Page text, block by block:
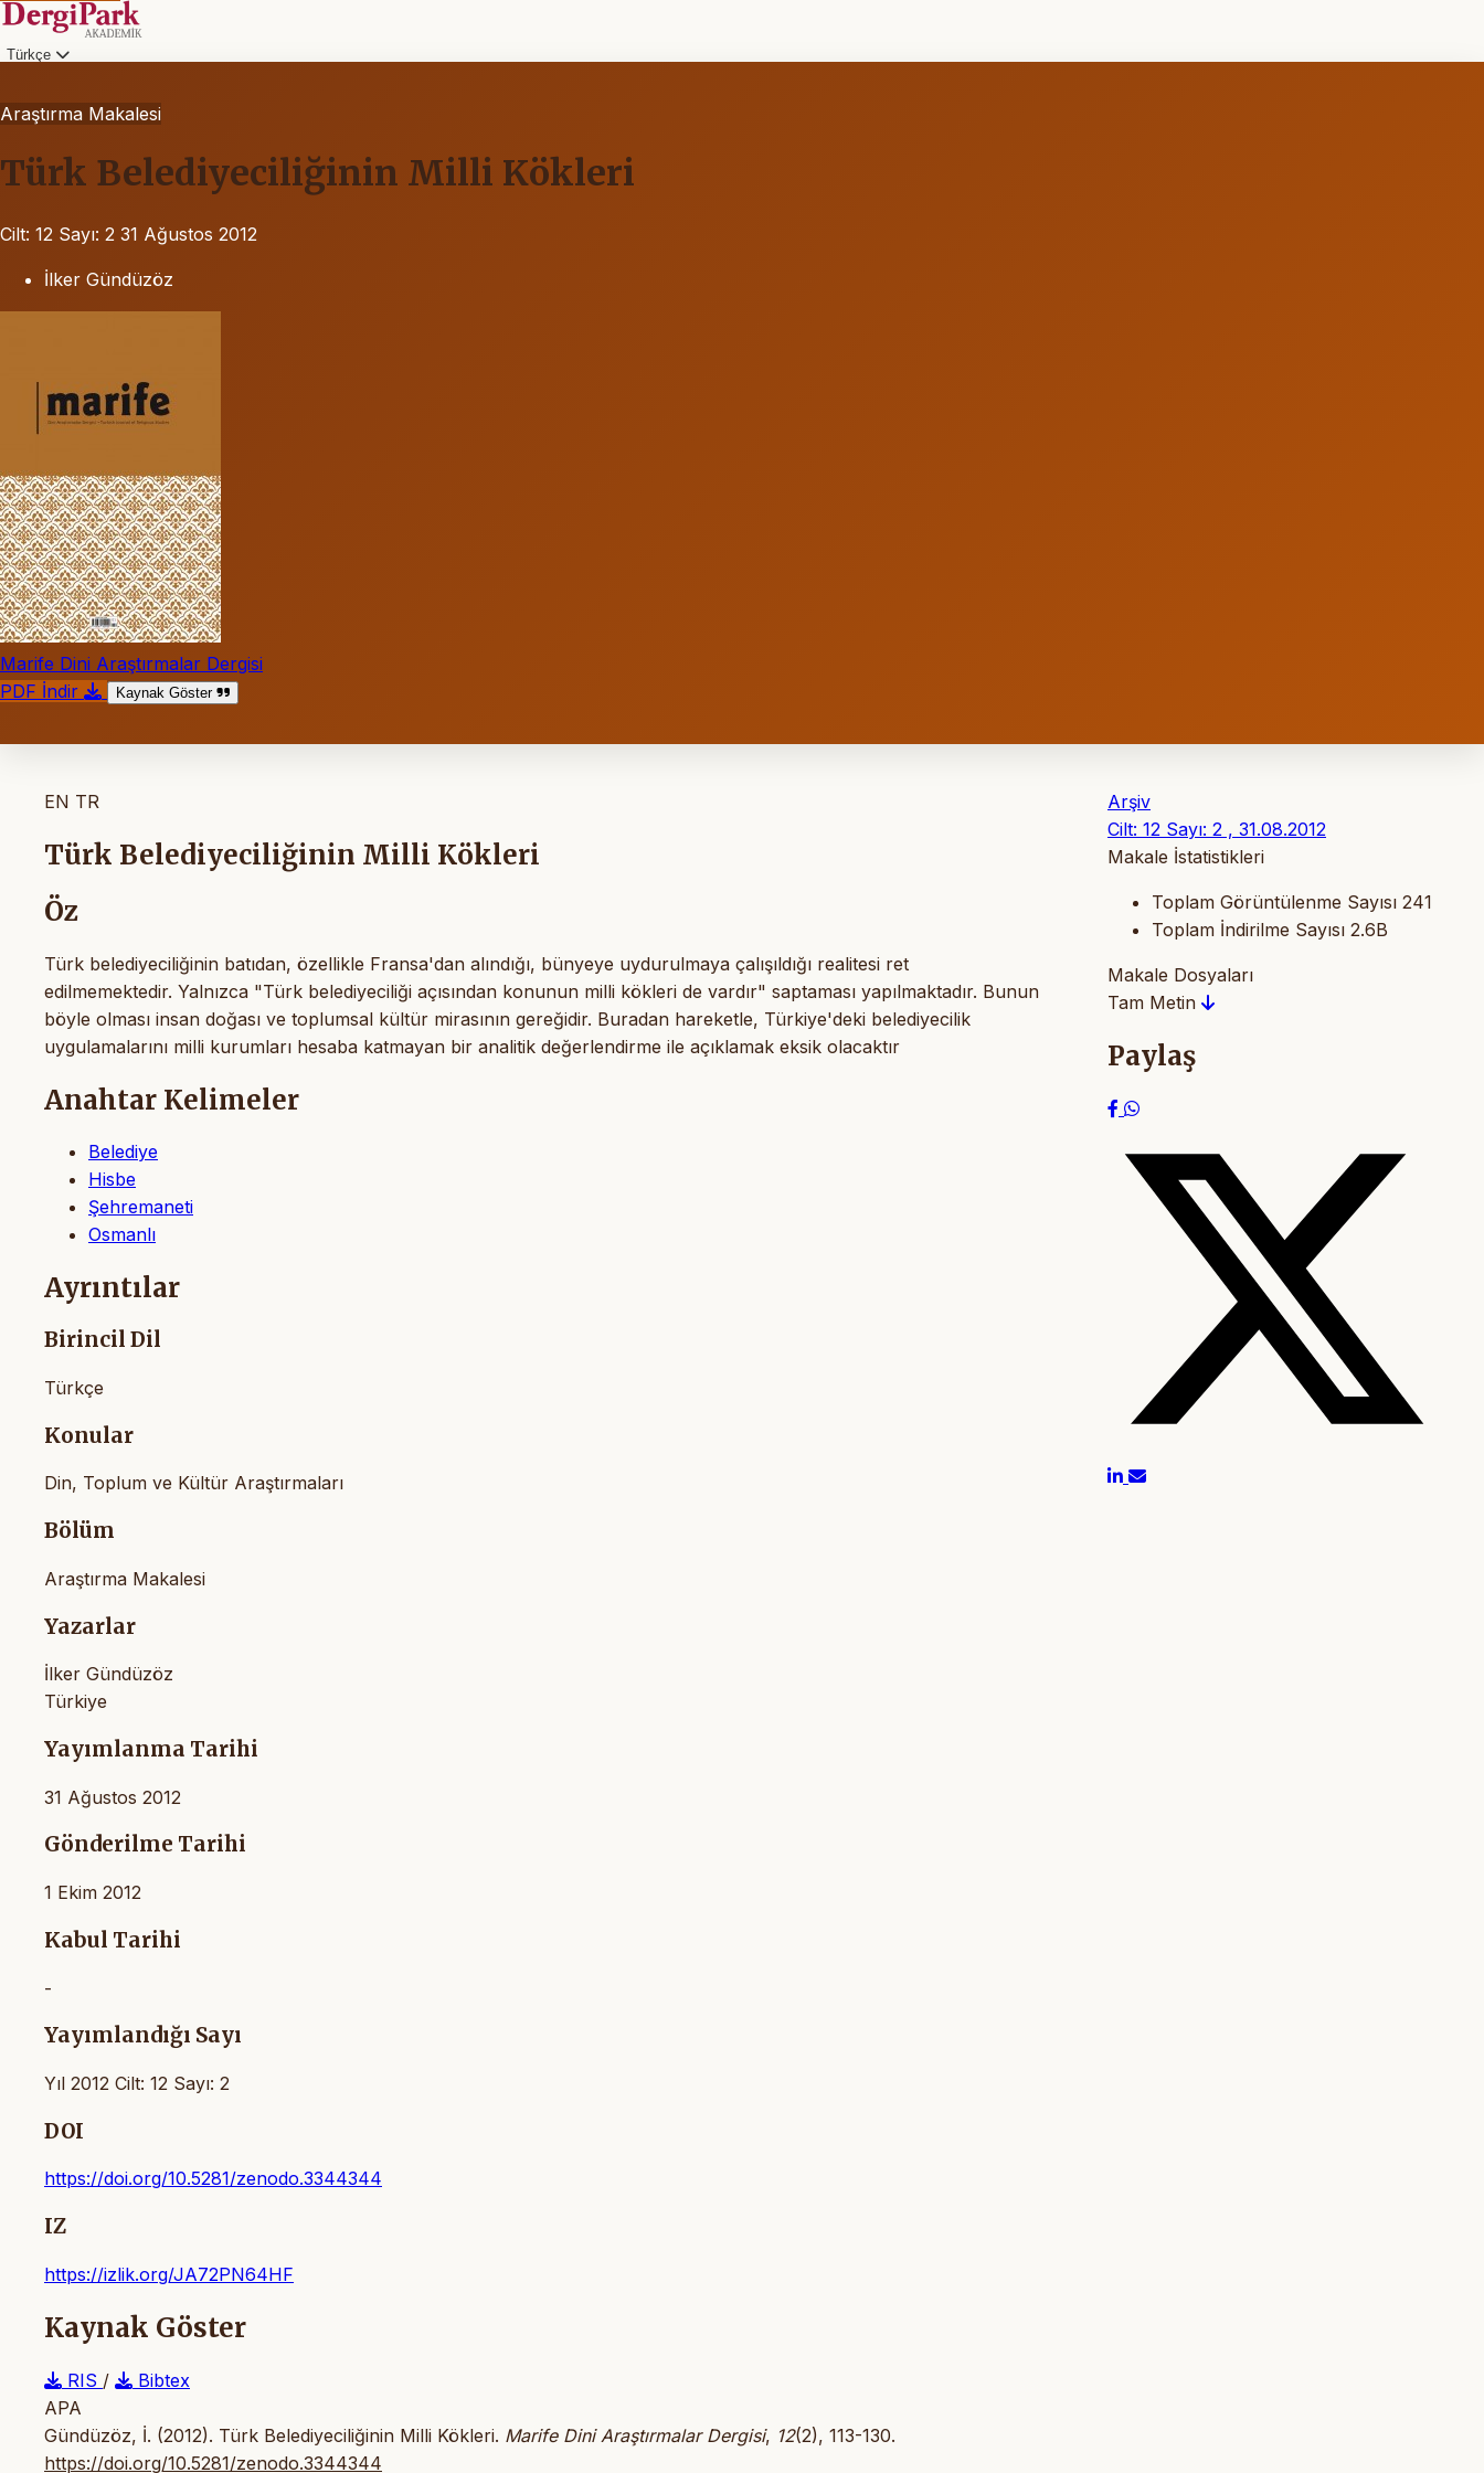
Türkçe
Araştırma Makalesi
Türk Belediyeciliğinin Milli Kökleri
Cilt: 12 Sayı: 2 31 Ağustos 2012
İlker Gündüzöz
Marife Dini Araştırmalar Dergisi
PDF İndir
Kaynak Göster
EN TR
Türk Belediyeciliğinin Milli Kökleri
Öz
Türk belediyeciliğinin batıdan, özellikle Fransa'dan alındığı, bünyeye uydurulmaya çalışıldığı realitesi ret
edilmemektedir. Yalnızca "Türk belediyeciliği açısından konunun milli kökleri de vardır" saptaması yapılmaktadır. Bunun
böyle olması insan doğası ve toplumsal kültür mirasının gereğidir. Buradan hareketle, Türkiye'deki belediyecilik
uygulamalarını milli kurumları hesaba katmayan bir analitik değerlendirme ile açıklamak eksik olacaktır
Anahtar Kelimeler
Belediye
Hisbe
Şehremaneti
Osmanlı
Ayrıntılar
Birincil Dil
Türkçe
Konular
Din, Toplum ve Kültür Araştırmaları
Bölüm
Araştırma Makalesi
Yazarlar
İlker Gündüzöz
Türkiye
Yayımlanma Tarihi
31 Ağustos 2012
Gönderilme Tarihi
1 Ekim 2012
Kabul Tarihi
-
Yayımlandığı Sayı
Yıl 2012 Cilt: 12 Sayı: 2
DOI
https://doi.org/10.5281/zenodo.3344344
IZ
https://izlik.org/JA72PN64HF
Kaynak Göster
RIS /
Bibtex
APA
Gündüzöz, İ. (2012). Türk Belediyeciliğinin Milli Kökleri. Marife Dini Araştırmalar Dergisi, 12(2), 113-130.
https://doi.org/10.5281/zenodo.3344344
Arşiv
Cilt: 12 Sayı: 2 , 31.08.2012
Makale İstatistikleri
Toplam Görüntülenme Sayısı 241
Toplam İndirilme Sayısı 2.6B
Makale Dosyaları
Tam Metin
Paylaş